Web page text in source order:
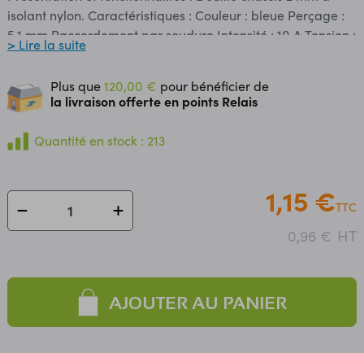
isolant nylon. Caractéristiques : Couleur : bleue Perçage :
5,1 mm Raccordement par soudure Intensité : 10 A Tension :
60 Vcc (30 Vac)
> Lire la suite
Plus que120,00 € pour bénéficier de
la livraison offerte en points Relais
Quantité en stock : 213
1,15 €TTC
0,96 € HT
AJOUTER AU PANIER